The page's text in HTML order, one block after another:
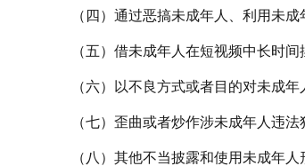
（四）通过恶搞未成年人、利用未
（五）借未成年人在短视频中长时
（六）以不良方式或者目的对未成
（七）歪曲或者炒作涉未成年人违法
（八）其他不当披露和使用未成年人